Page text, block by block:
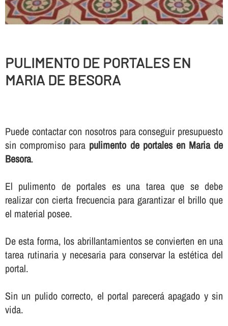
PULIMENTO DE PORTALES EN
MARIA DE BESORA
Puede contactar con nosotros para conseguir presupuesto
sin compromiso para pulimento de portales en Maria de
Besora.
El pulimento de portales es una tarea que se debe
realizar con cierta frecuencia para garantizar el brillo que
el material posee.
De esta forma, los abrillantamientos se convierten en una
tarea rutinaria y necesaria para conservar la estética del
portal.
Sin un pulido correcto, el portal parecerá apagado y sin
vida.